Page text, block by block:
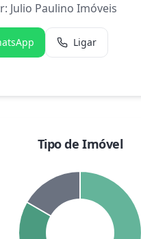
Julio Paulino Imóveis
Ligar
Tipo de Imóvel